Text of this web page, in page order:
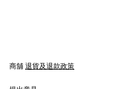
商舖 退貨及退款政策